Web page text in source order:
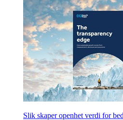
Slik skaper openhet verdi for